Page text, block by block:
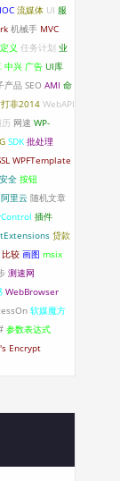
IOC 流媒体 UI 服
机械手 MVC
义 任务计划 业
中兴 广告 UI库
产品 SEO AMI 命
非2014 WebAPI
历 网速 WP-
SDK 批处理
WPFTemplate
全 按钮
阿里云 随机文章
插件
贷款
比较 画图 msix
测速网
WebBrowser
软媒魔方
参数表达式
Encrypt